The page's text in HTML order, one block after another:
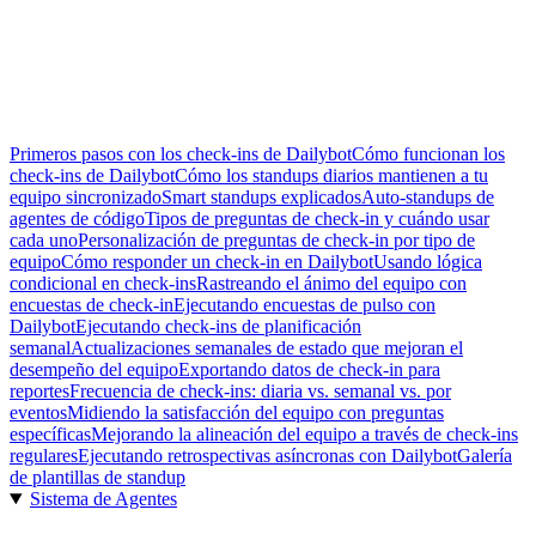
Primeros pasos con los check-ins de DailybotCómo funcionan los
check-ins de DailybotCómo los standups diarios mantienen a tu
equipo sincronizadoSmart standups explicadosAuto-standups de
agentes de códigoTipos de preguntas de check-in y cuándo usar
cada unoPersonalización de preguntas de check-in por tipo de
equipoCómo responder un check-in en DailybotUsando lógica
condicional en check-insRastreando el ánimo del equipo con
encuestas de check-inEjecutando encuestas de pulso con
DailybotEjecutando check-ins de planificación
semanalActualizaciones semanales de estado que mejoran el
desempeño del equipoExportando datos de check-in para
reportesFrecuencia de check-ins: diaria vs. semanal vs. por
eventosMidiendo la satisfacción del equipo con preguntas
específicasMejorando la alineación del equipo a través de check-ins
regularesEjecutando retrospectivas asíncronas con DailybotGalería
de plantillas de standup
Sistema de Agentes